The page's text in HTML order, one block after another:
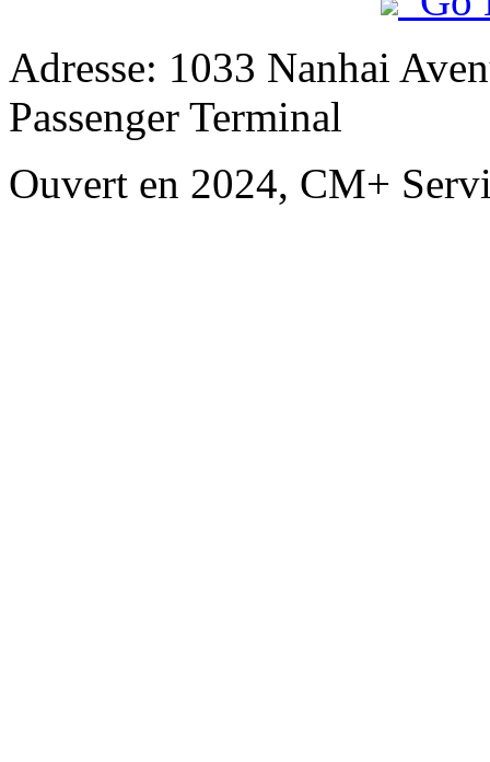
Adresse: 1033 Nanhai
Passenger Terminal
Ouvert en 2024, CM+